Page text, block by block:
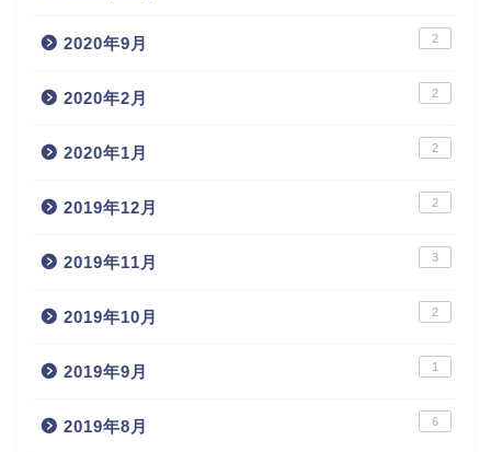
2020年9月 2
2020年2月 2
2020年1月 2
2019年12月 2
2019年11月 3
2019年10月 2
2019年9月 1
2019年8月 6